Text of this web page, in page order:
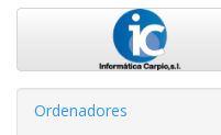
Ordenadores